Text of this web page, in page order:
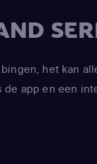
het kan
app en een